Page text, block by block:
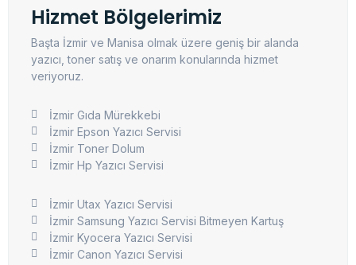
Hizmet Bölgelerimiz
Başta İzmir ve Manisa olmak üzere geniş bir alanda
yazıcı, toner satış ve onarım konularında hizmet
veriyoruz.
İzmir Gıda Mürekkebi
İzmir Epson Yazıcı Servisi
İzmir Toner Dolum
İzmir Hp Yazıcı Servisi
İzmir Utax Yazıcı Servisi
İzmir Samsung Yazıcı Servisi Bitmeyen Kartuş
İzmir Kyocera Yazıcı Servisi
İzmir Canon Yazıcı Servisi